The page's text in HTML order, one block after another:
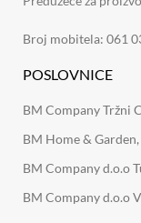
Broj mobitela: 061
POSLOVNICE
BM Company Tržni
BM Home &
BM Company d.o.o
BM Company d.o.o